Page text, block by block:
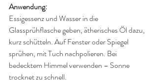
Anwendung:
Essigessenz und Wasser in die
Glassprühflasche geben, ätherisches Öl dazu,
kurz schütteln. Auf Fenster oder Spiegel
sprühen, mit Tuch nachpolieren. Bei
bedecktem Himmel verwenden – Sonne
trocknet zu schnell.